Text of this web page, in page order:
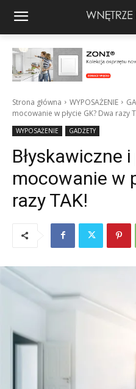
Strona główna WYPOSAŻENIE
mocowanie w płycie GK? Dwa razy
WYPOSAŻENIE GADŻETY
Błyskawiczne
mocowanie w
razy TAK!